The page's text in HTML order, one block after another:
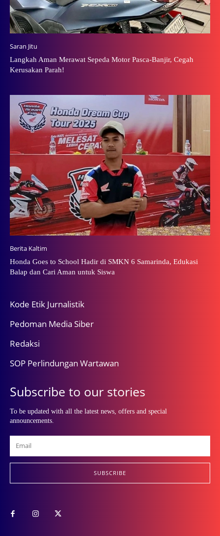
Saran Jitu
Langkah Aman Merawat Sepeda Motor Pasca-Banjir, Cegah
Kerusakan Parah!
Berita Kaltim
Honda Goes to School Hadir di SMKN 6 Samarinda, Edukasi
Balap dan Cari Aman untuk Siswa
Kode Etik Jurnalistik
Pedoman Media Siber
Redaksi
SOP Perlindungan Wartawan
Subscribe to our stories
To be updated with all the latest news, offers and special
announcements.
SUBSCRIBE